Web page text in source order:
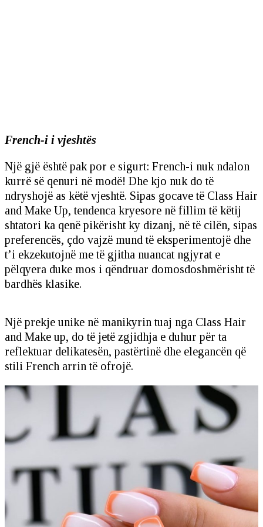
French-i i vjeshtës
Një gjë është pak por e sigurt: French-i nuk ndalon
kurrë së qenuri në modë! Dhe kjo nuk do të
ndryshojë as këtë vjeshtë. Sipas gocave të Class Hair
and Make Up, tendenca kryesore në fillim të këtij
shtatori ka qenë pikërisht ky dizanj, në të cilën, sipas
preferencës, çdo vajzë mund të eksperimentojë dhe
t’i ekzekutojnë me të gjitha nuancat ngjyrat e
pëlqyera duke mos i qëndruar domosdoshmërisht të
bardhës klasike.
Një prekje unike në manikyrin tuaj nga Class Hair
and Make up, do të jetë zgjidhja e duhur për ta
reflektuar delikatesën, pastërtinë dhe elegancën që
stili French arrin të ofrojë.